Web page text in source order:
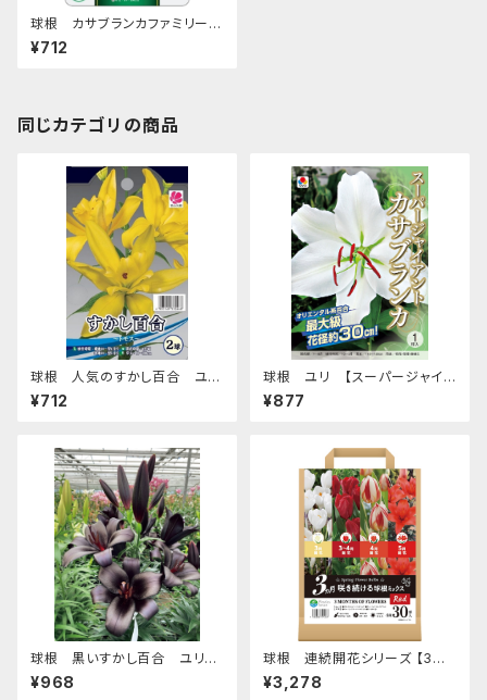
球根 カサブランカファミリー
ユリ【カサブランカ】ya [サイズ:
1球入り]
¥712
同じカテゴリの商品
球根 人気のすかし百合 ユリ
【トモス】ya [サイズ: 2球入り]
¥712
球根 ユリ 【スーパージャイア
ント カサブランカ】tk [サイズ: 1
球入り]
¥877
球根 黒いすかし百合 ユリ
【ブラックシップ】tk [サイズ: 2球
入り]
¥968
球根 連続開花シリーズ 【3ヵ
月 咲き続ける 球根ミックス レッ
ド】are [サイズ: 4種 30球入り]
¥3,278